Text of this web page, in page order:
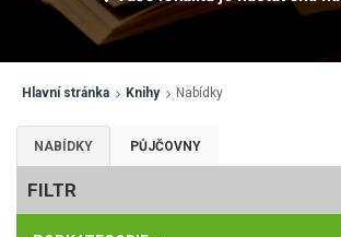
Hlavní stránka Knihy Nabídky
NABÍDKY PŮJČOVNY
FILTR